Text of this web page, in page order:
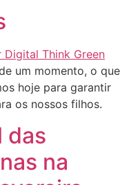
um momento, o que
hoje para garantir
os nossos filhos.
das
na